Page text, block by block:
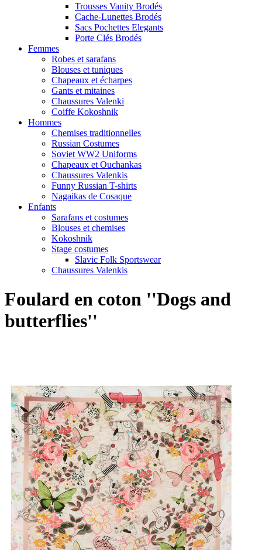
Trousses Vanity Brodés
Cache-Lunettes Brodés
Sacs Pochettes Elegants
Porte Clés Brodés
Femmes
Robes et sarafans
Blouses et tuniques
Chapeaux et écharpes
Gants et mitaines
Chaussures Valenki
Coiffe Kokoshnik
Hommes
Chemises traditionnelles
Russian Costumes
Soviet WW2 Uniforms
Chapeaux et Ouchankas
Chaussures Valenkis
Funny Russian T-shirts
Nagaikas de Cosaque
Enfants
Sarafans et costumes
Blouses et chemises
Kokoshnik
Stage costumes
Slavic Folk Sportswear
Chaussures Valenkis
Foulard en coton ''Dogs and
butterflies''